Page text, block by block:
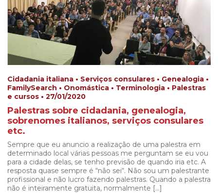
Cidadania italiana • Serviços consulares • Genealogia •
FamilySearch • Onomástica • Terminologia • Palestras
e cursos • 27/01/2020
Palestras sobre cidadania, genealogia,
sobrenomes italianos, serviços consulares
etc.
Sempre que eu anuncio a realização de uma palestra em
determinado local várias pessoas me perguntam se eu vou
para a cidade delas, se tenho previsão de quando iria etc. A
resposta quase sempre é “não sei“. Não sou um palestrante
profissional e não lucro fazendo palestras. Quando a palestra
não é inteiramente gratuita, normalmente […]